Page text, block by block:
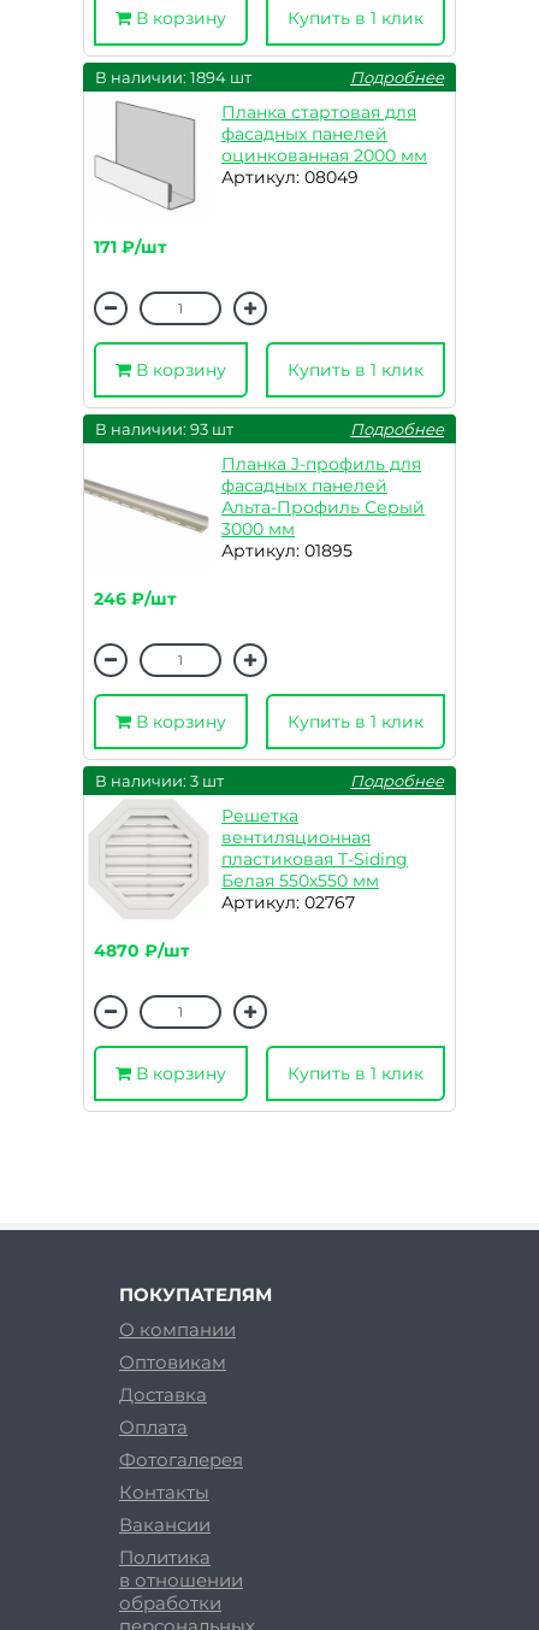
В корзину Купить в 1 клик
В наличии: 1894 шт Подробнее
Планка стартовая для
фасадных панелей
оцинкованная 2000 мм
Артикул: 08049
171 ₽/шт
В корзину Купить в 1 клик
В наличии: 93 шт Подробнее
Планка J-профиль для
фасадных панелей
Альта-Профиль Серый
3000 мм
Артикул: 01895
246 ₽/шт
В корзину Купить в 1 клик
В наличии: 3 шт Подробнее
Решетка
вентиляционная
пластиковая T-Siding
Белая 550х550 мм
Артикул: 02767
4870 ₽/шт
В корзину Купить в 1 клик
ПОКУПАТЕЛЯМ
О компании
Оптовикам
Доставка
Оплата
Фотогалерея
Контакты
Вакансии
Политика
в отношении
обработки